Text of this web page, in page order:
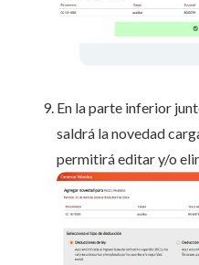
En la parte inferior
saldrá la novedad
permitirá editar y/o